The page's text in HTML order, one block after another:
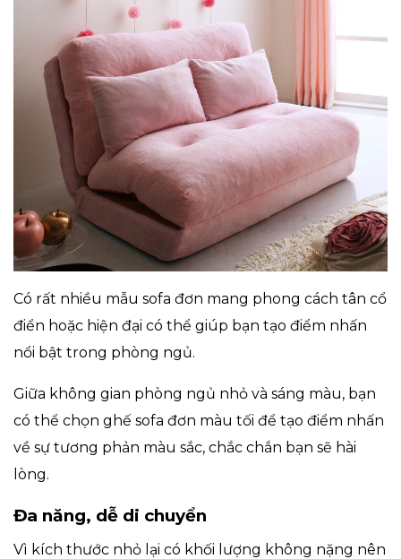
Có rất nhiều mẫu sofa đơn mang phong cách tân cổ
điển hoặc hiện đại có thể giúp bạn tạo điểm nhấn
nổi bật trong phòng ngủ.
Giữa không gian phòng ngủ nhỏ và sáng màu, bạn
có thể chọn ghế sofa đơn màu tối để tạo điểm nhấn
về sự tương phản màu sắc, chắc chắn bạn sẽ hài
lòng.
Đa năng, dễ di chuyển
Vì kích thước nhỏ lại có khối lượng không nặng nên